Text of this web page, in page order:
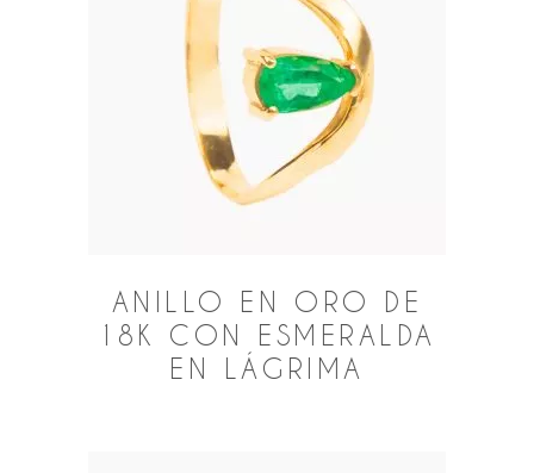
ANILLO EN ORO DE
18K CON ESMERALDA
EN LÁGRIMA